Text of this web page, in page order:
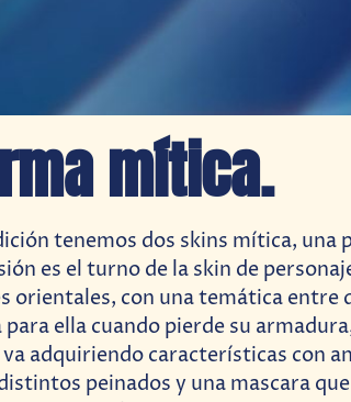
mítica.
tenemos dos skins mítica, una
es el turno de la skin de
orientales, con una temática entre
ella cuando pierde su
adquiriendo características con
peinados y una mascara